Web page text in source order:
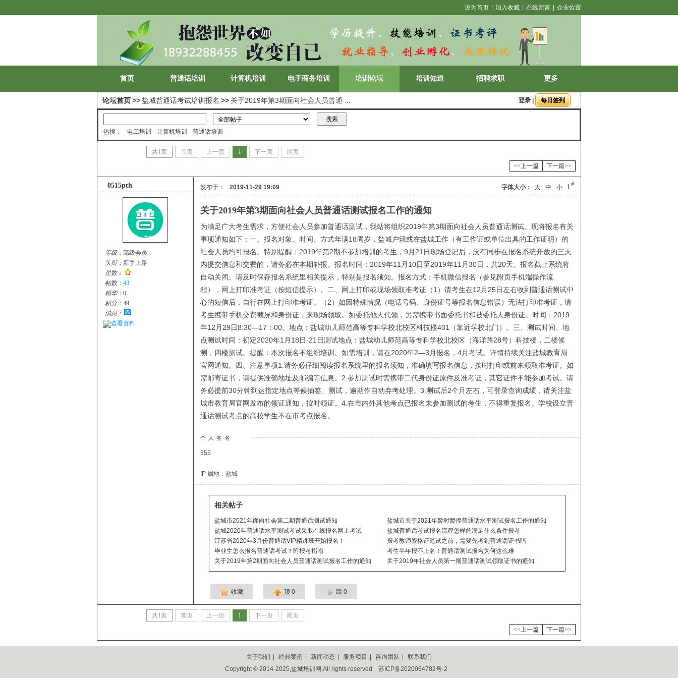
设为首页 加入收藏 在线留言 企业位置
首页 普通话培训 计算机培训 电子商务培训 培训论坛 培训知道 招聘求职 更多
论坛首页>>盐城普通话考试培训报名 >> 关于2019年第3期面向社会人员普通 ... 登录
热搜： 电工培训 计算机培训 普通话培训
共1页 首页 上一页 1 下一页
尾页
<<上一篇
下一篇>>
0515pth
等级： 高级会员
头衔： 新手上路
星数：
帖数： 43
精华： 0
积分： 49
消息：
查看资料
发布于： 2019-11-29 19:09 字体大小： 大 中 小 1 #
关于2019年第3期面向社会人员普通话测试报名工作的通知
为满足广大考生需求，方便社会人员参加普通话测试，我站将组织2019年第3期面向社会人员普通话测试。现将报名有关
事项通知如下：一、报名对象、时间、方式年满18周岁，盐城户籍或在盐城工作（有工作证或单位出具的工作证明）的
社会人员均可报名。特别提醒：2019年第2期不参加培训的考生，9月21日现场登记后，没有同步在报名系统开放的三天
内提交信息和交费的，请务必在本期补报。报名时间：2019年11月10日至2019年11月30日，共20天。报名截止系统将
自动关闭。请及时保存报名系统里相关提示，特别是报名须知。报名方式：手机微信报名（参见附页手机端操作流
程），网上打印准考证（按短信提示）。二、网上打印或现场领取准考证（1）请考生在12月25日左右收到普通话测试中
心的短信后，自行在网上打印准考证。（2）如因特殊情况（电话号码、身份证号等报名信息错误）无法打印准考证，请
考生携带手机交费截屏和身份证，来现场领取。如委托他人代领，另需携带书面委托书和被委托人身份证。时间：2019
年12月29日8:30—17：00。地点：盐城幼儿师范高等专科学校北校区科技楼401（靠近学校北门）。三、测试时间、地
点测试时间：初定2020年1月18日-21日测试地点：盐城幼儿师范高等专科学校北校区（海洋路28号）科技楼，二楼候
测，四楼测试。提醒：本次报名不组织培训。如需培训，请在2020年2—3月报名，4月考试。详情持续关注盐城教育局
官网通知。四、注意事项1.请务必仔细阅读报名系统里的报名须知，准确填写报名信息，按时打印或前来领取准考证。如
需邮寄证书，请提供准确地址及邮编等信息。2.参加测试时需携带二代身份证原件及准考证，其它证件不能参加考试。请
务必提前30分钟到达指定地点等候抽签、测试，逾期作自动弃考处理。3.测试后2个月左右，可登录查询成绩，请关注盐
城市教育局官网发布的领证通知，按时领证。4.在市内外其他考点已报名未参加测试的考生，不得重复报名。学校设立普
通话测试考点的高校学生不在市考点报名。
个人签名
555
IP 属地：盐城
相关帖子
盐城市2021年面向社会第二期普通话测试通知
盐城市关于2021年暂时暂停普通话水平测试报名工作的通知
盐城2020年普通话水平测试考试采取在线报名网上考试
盐城普通话考试报名流程怎样的满足什么条件报考
江苏省2020年3月份普通话VIP精讲班开始报名！
报考教师资格证笔试之前，需要先考到普通话证书吗
毕业生怎么报名普通话考试？附报考指南
考生半年报不上名！普通话测试报名为何这么难
关于2019年第2期面向社会人员普通话测试报名工作的通知
关于2019年社会人员第一期普通话测试领取证书的通知
收藏 顶 0 踩 0
共1页 首页 上一页 1 下一页
尾页
<<上一篇
下一篇>>
关于我们 经典案例 新闻动态 服务项目 咨询团队
联系我们
Copyright © 2014-2025,盐城培训网,All rights reserved 苏ICP备2020064782号-2